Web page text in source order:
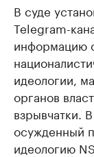
В суде
Telegram-
информацию
идеологии,
органов
взрывчатки.
осужденный
идеологию